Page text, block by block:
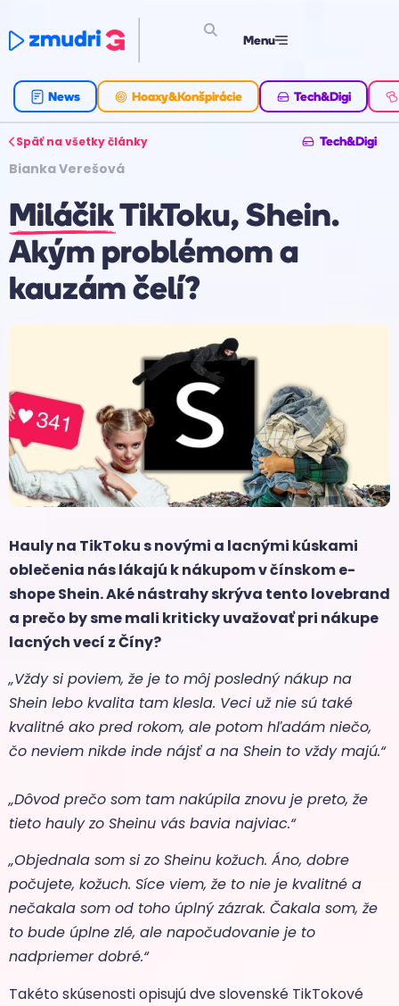
Menu
News Hoaxy&Konšpirácie Tech&Digi
Späť na všetky články Tech&Digi
Bianka Verešová
Miláčik TikToku, Shein.
Akým problémom a
kauzám čelí?
Hauly na TikToku s novými a lacnými kúskami
oblečenia nás lákajú k nákupom v čínskom e-
shope Shein. Aké nástrahy skrýva tento lovebrand
a prečo by sme mali kriticky uvažovať pri nákupe
lacných vecí z Číny?
„Vždy si poviem, že je to môj posledný nákup na
Shein lebo kvalita tam klesla. Veci už nie sú také
kvalitné ako pred rokom, ale potom hľadám niečo,
čo neviem nikde inde nájsť a na Shein to vždy majú.“
„Dôvod prečo som tam nakúpila znovu je preto, že
tieto hauly zo Sheinu vás bavia najviac.“
„Objednala som si zo Sheinu kožuch. Áno, dobre
počujete, kožuch. Síce viem, že to nie je kvalitné a
nečakala som od toho úplný zázrak. Čakala som, že
to bude úplne zlé, ale napočudovanie je to
nadpriemer dobré.“
Takéto skúsenosti opisujú dve slovenské TikTokové